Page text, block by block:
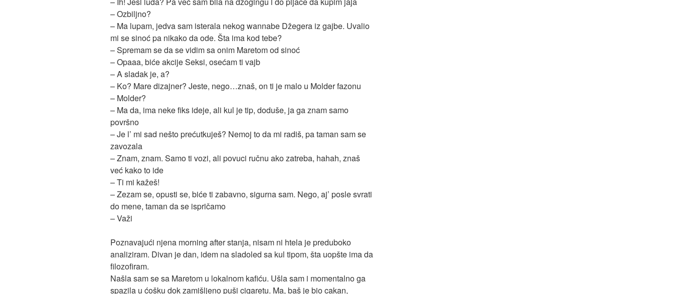
– Ozbiljno?
– Ma lupam, jedva sam isterala nekog wannabe Džegera iz gajbe. Uvalio
mi se sinoć pa nikako da ode. Šta ima kod tebe?
– Spremam se da se vidim sa onim Maretom od sinoć
– Opaaa, biće akcije Seksi, osećam ti vajb
– A sladak je, a?
– Ko? Mare dizajner? Jeste, nego…znaš, on ti je malo u Molder fazonu
– Molder?
– Ma da, ima neke fiks ideje, ali kul je tip, doduše, ja ga znam samo
površno
– Je l’ mi sad nešto prećutkuješ? Nemoj to da mi radiš, pa taman sam se
zavozala
– Znam, znam. Samo ti vozi, ali povuci ručnu ako zatreba, hahah, znaš
već kako to ide
– Ti mi kažeš!
– Zezam se, opusti se, biće ti zabavno, sigurna sam. Nego, aj’ posle svrati
do mene, taman da se ispričamo
– Važi
Poznavajući njena morning after stanja, nisam ni htela je preduboko
analiziram. Divan je dan, idem na sladoled sa kul tipom, šta uopšte ima da
filozofiram.
Našla sam se sa Maretom u lokalnom kafiću. Ušla sam i momentalno ga
spazila u ćošku dok zamišljeno puši cigaretu. Ma, baš je bio cakan,